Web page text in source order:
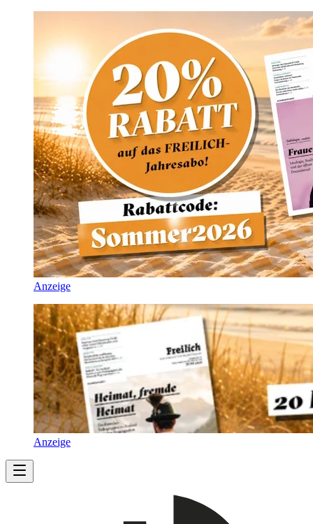
Anzeige
Anzeige